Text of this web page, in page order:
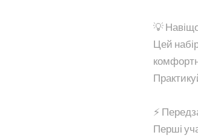
💡
Цей
⚡
Перші